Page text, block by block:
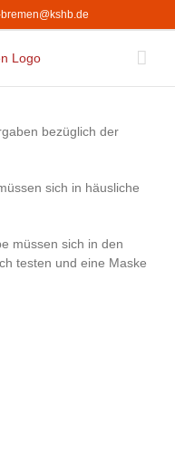
bezüglich der
sich in häusliche
müssen sich in den
testen und eine Maske